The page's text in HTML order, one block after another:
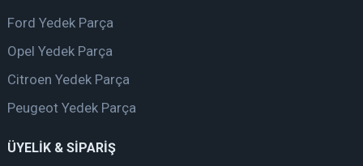
Ford Yedek Parça
Opel Yedek Parça
Citroen Yedek Parça
Peugeot Yedek Parça
ÜYELİK & SİPARİŞ